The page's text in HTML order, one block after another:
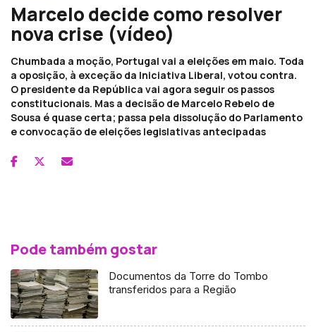
Marcelo decide como resolver
nova crise (vídeo)
Chumbada a moção, Portugal vai a eleições em maio. Toda
a oposição, à exceção da Iniciativa Liberal, votou contra.
O presidente da República vai agora seguir os passos
constitucionais. Mas a decisão de Marcelo Rebelo de
Sousa é quase certa; passa pela dissolução do Parlamento
e convocação de eleições legislativas antecipadas
Pode também gostar
Documentos da Torre do Tombo
transferidos para a Região